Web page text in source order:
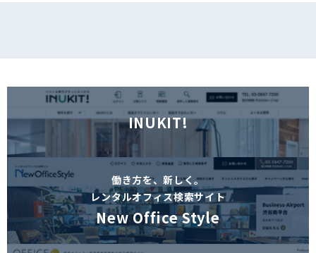
INUKIT!
働き方を、新しく。
レンタルオフィス検索サイト
New Office Style